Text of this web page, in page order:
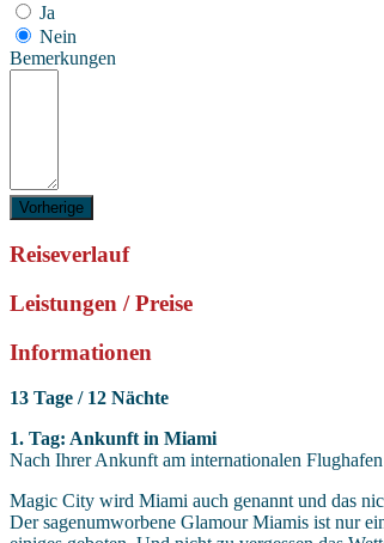
Ja
Nein
Bemerkungen
Vorherige
Reiseverlauf
Leistungen / Preise
Informationen
13 Tage / 12 Nächte
1. Tag: Ankunft in Miami
Nach Ihrer Ankunft am internationalen
Magic City wird Miami auch genannt und das
Der sagenumworbene Glamour Miamis ist nur